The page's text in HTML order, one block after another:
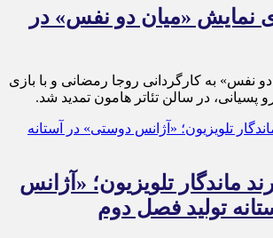
نمایش «میان دو نفس» در
نفس» به کارگردانی روجا رمضانی و با بازی
در سالن تئاتر هامون تمدید شد.
ماندگار تلویزیون؛ «آژانس
تولید فصل دوم